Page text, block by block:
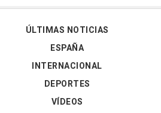
ÚLTIMAS NOTICIAS
ESPAÑA
INTERNACIONAL
DEPORTES
VÍDEOS